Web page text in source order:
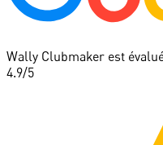
Wally Clubmaker est
4.9/5